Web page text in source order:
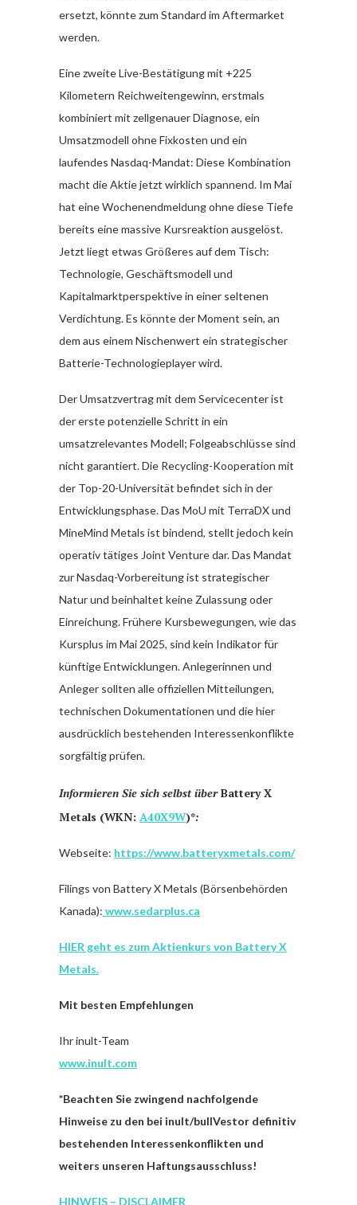
ersetzt, könnte zum Standard im Aftermarket
werden.
Eine zweite Live-Bestätigung mit +225
Kilometern Reichweitengewinn, erstmals
kombiniert mit zellgenauer Diagnose, ein
Umsatzmodell ohne Fixkosten und ein
laufendes Nasdaq-Mandat: Diese Kombination
macht die Aktie jetzt wirklich spannend. Im Mai
hat eine Wochenendmeldung ohne diese Tiefe
bereits eine massive Kursreaktion ausgelöst.
Jetzt liegt etwas Größeres auf dem Tisch:
Technologie, Geschäftsmodell und
Kapitalmarktperspektive in einer seltenen
Verdichtung. Es könnte der Moment sein, an
dem aus einem Nischenwert ein strategischer
Batterie-Technologieplayer wird.
Der Umsatzvertrag mit dem Servicecenter ist
der erste potenzielle Schritt in ein
umsatzrelevantes Modell; Folgeabschlüsse sind
nicht garantiert. Die Recycling-Kooperation mit
der Top-20-Universität befindet sich in der
Entwicklungsphase. Das MoU mit TerraDX und
MineMind Metals ist bindend, stellt jedoch kein
operativ tätiges Joint Venture dar. Das Mandat
zur Nasdaq-Vorbereitung ist strategischer
Natur und beinhaltet keine Zulassung oder
Einreichung. Frühere Kursbewegungen, wie das
Kursplus im Mai 2025, sind kein Indikator für
künftige Entwicklungen. Anlegerinnen und
Anleger sollten alle offiziellen Mitteilungen,
technischen Dokumentationen und die hier
ausdrücklich bestehenden Interessenkonflikte
sorgfältig prüfen.
Informieren Sie sich selbst überBattery X
Metals (WKN: A40X9W)*:
Webseite: https://www.batteryxmetals.com/
Filings von Battery X Metals (Börsenbehörden
Kanada): www.sedarplus.ca
HIER geht es zum Aktienkurs von Battery X
Metals.
Mit besten Empfehlungen
Ihr inult-Team
www.inult.com
*Beachten Sie zwingend nachfolgende
Hinweise zu den bei inult/bullVestor definitiv
bestehenden Interessenkonflikten und
weiters unseren Haftungsausschluss!
HINWEIS – DISCLAIMER